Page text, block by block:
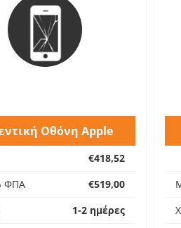
Οθόνη Apple
€418,52
ΦΠΑ
€519,00
1-2 ημέρες